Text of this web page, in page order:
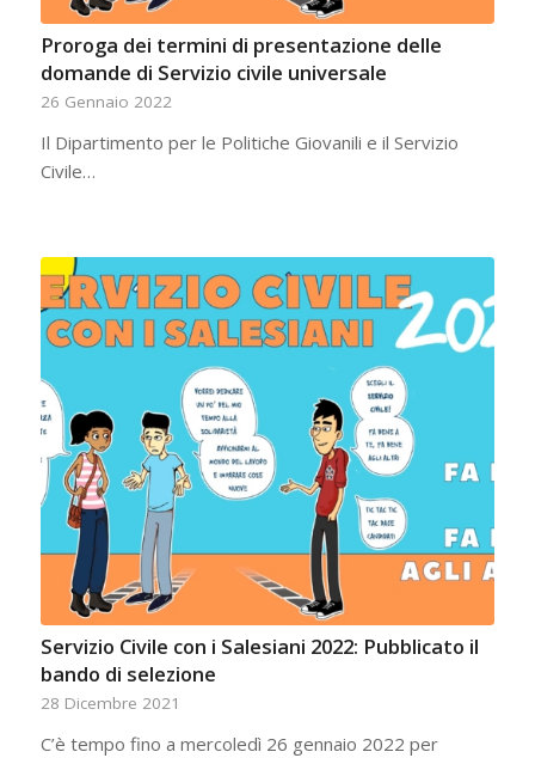
Proroga dei termini di presentazione delle
domande di Servizio civile universale
26 Gennaio 2022
Il Dipartimento per le Politiche Giovanili e il Servizio
Civile…
Servizio Civile con i Salesiani 2022: Pubblicato il
bando di selezione
28 Dicembre 2021
C’è tempo fino a mercoledì 26 gennaio 2022 per